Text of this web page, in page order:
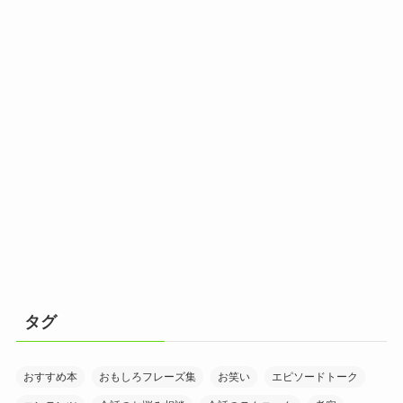
タグ
おすすめ本 おもしろフレーズ集 お笑い エピソードトーク